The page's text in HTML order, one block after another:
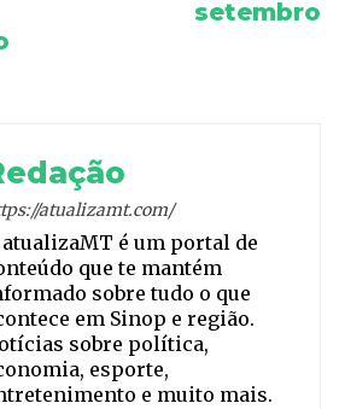
setembro
atualizamt.com/
atualizaMT é um portal de
que te mantém
sobre tudo o que
em Sinop e região.
sobre política,
esporte,
e muito mais.